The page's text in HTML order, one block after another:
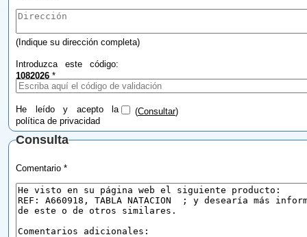
(Indique su dirección completa)
Introduzca este código:
1082026 *
He leído y acepto la
política de privacidad
(Consultar)
Consulta
Comentario *